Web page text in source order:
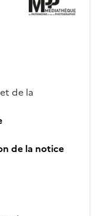
de la
de la notice